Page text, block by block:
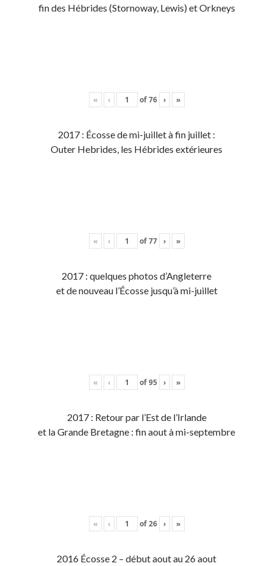
fin des Hébrides (Stornoway, Lewis) et Orkneys
« ‹ of76 › »
2017 : Écosse de mi-juillet à fin juillet :
Outer Hebrides, les Hébrides extérieures
« ‹ of77 › »
2017 : quelques photos d’Angleterre
et de nouveau l’Écosse jusqu’à mi-juillet
« ‹ of95 › »
2017 : Retour par l’Est de l’Irlande
et la Grande Bretagne : fin aout à mi-septembre
« ‹ of26 › »
2016 Écosse 2 – début aout au 26 aout